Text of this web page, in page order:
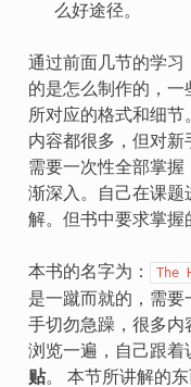
么好途径。
通过前面几节的学习
的是怎么制作的，
所对应的格式和细
内容都很多，但对
需要一次性全部掌
渐深入。自己在课题
解。但书中要求掌握
本书的名字为： The
是一蹴而就的，需
手切勿急躁，很多内
浏览一遍，自己跟着
贴。 本节所讲解的